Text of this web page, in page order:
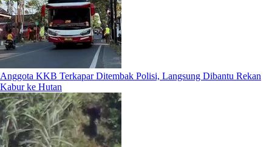
Anggota KKB Terkapar Ditembak Polisi, Langsung Dibantu Rekan
Kabur ke Hutan